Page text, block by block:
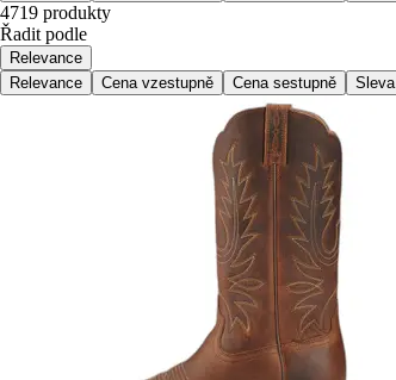
4719 produkty
Řadit podle
Relevance
Relevance
Cena vzestupně Cena sestupně Sleva